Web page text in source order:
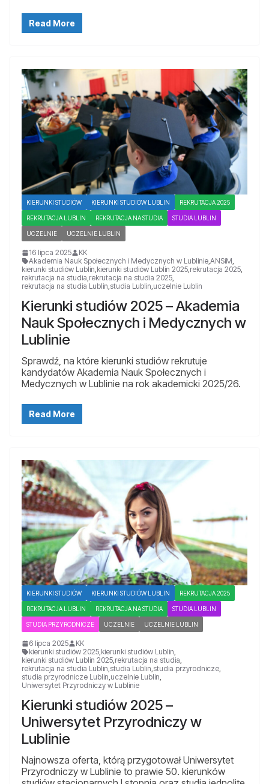
Read More
KIERUNKI STUDIÓW KIERUNKI STUDIÓW LUBLIN REKRUTACJA 2025
REKRUTACJA LUBLIN REKRUTACJA NA STUDIA STUDIA LUBLIN
UCZELNIE UCZELNIE LUBLIN
16 lipca 2025
KK
Akademia Nauk Społecznych i Medycznych w Lublinie,ANSiM,
kierunki studiów Lublin,kierunki studiów Lublin 2025,rekrutacja 2025,
rekrutacja na studia,rekrutacja na studia 2025,
rekrutacja na studia Lublin,studia Lublin,uczelnie Lublin
Kierunki studiów 2025 – Akademia
Nauk Społecznych i Medycznych w
Lublinie
Sprawdź, na które kierunki studiów rekrutuje
kandydatów Akademia Nauk Społecznych i
Medycznych w Lublinie na rok akademicki 2025/26.
Read More
KIERUNKI STUDIÓW KIERUNKI STUDIÓW LUBLIN REKRUTACJA 2025
REKRUTACJA LUBLIN REKRUTACJA NA STUDIA STUDIA LUBLIN
STUDIA PRZYRODNICZE UCZELNIE UCZELNIE LUBLIN
6 lipca 2025
KK
kierunki studiów 2025,kierunki studiów Lublin,
kierunki studiów Lublin 2025,rekrutacja na studia,
rekrutacja na studia Lublin,studia Lublin,studia przyrodnicze,
studia przyrodnicze Lublin,uczelnie Lublin,
Uniwersytet Przyrodniczy w Lublinie
Kierunki studiów 2025 –
Uniwersytet Przyrodniczy w
Lublinie
Najnowsza oferta, którą przygotował Uniwersytet
Przyrodniczy w Lublinie to prawie 50. kierunków